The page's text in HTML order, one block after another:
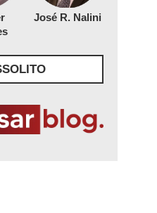
José R. Nalini